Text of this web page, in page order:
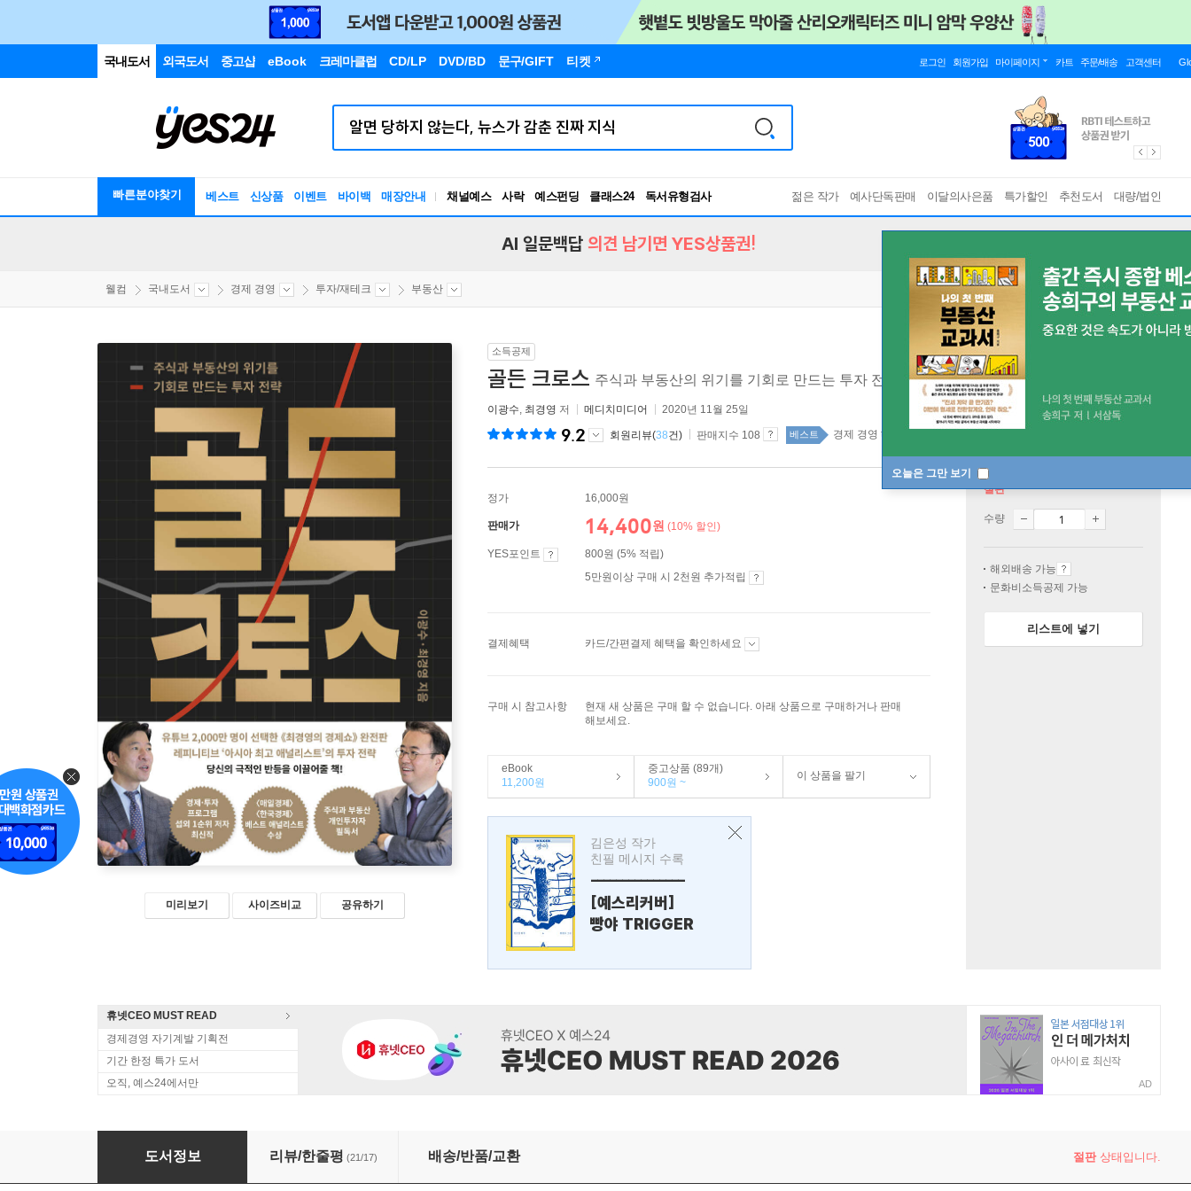
국내도서 외국도서 중고샵 eBook 크레마클럽 CD/LP DVD/BD 문구/GIFT 티켓 로그인 회원가입 마이페이지 카트 주문/배송 고객센터
빠른분야찾기 베스트 신상품 이벤트 바이백 매장안내 채널예스 사락 예스펀딩 클래스24
독서유형검사
RBTI Lab
젊은 작가 예사단독판매 이달의사은품 특가할인 추천도서 대량/법인
오늘은 그만 보기
AI 일문백답 의견 남기면 YES상품권!
웰컴 국내도서 경제 경영 투자/재테크 부동산
미리보기 사이즈비교 공유하기
소득공제
골든 크로스 주식과 부동산의 위기를 기회로 만드는 투자 전략
이광수, 최경영 저 메디치미디어 2020년 11월 25일
9.2 회원리뷰(38건) 판매지수 108 베스트 경제 경영 top100 5주
정가 16,000원
판매가 14,400원 (10% 할인)
YES포인트
800원 (5% 적립)
5만원이상 구매 시 2천원 추가적립
결제혜택 카드/간편결제 혜택을 확인하세요
구매 시 참고사항
현재 새 상품은 구매 할 수 없습니다. 아래 상품으로 구매하거나 판매
해보세요.
eBook
11,200원
중고상품 (89개)
900원 ~
이 상품을 팔기
김은성 작가
친필 메시지 수록
---------------
[예스리커버]
빵야 TRIGGER
절판
수량
해외배송 가능
문화비소득공제 가능
리스트에 넣기
휴넷CEO MUST READ
경제경영 자기계발 기획전
기간 한정 특가 도서
오직, 예스24에서만
AD
골든 크로스
도서정보 리뷰/한줄평 (21/17) 배송/반품/교환 절판상태입니다.